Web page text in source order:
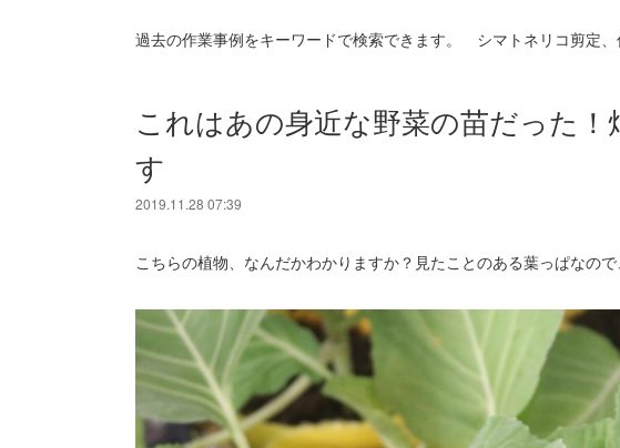
過去の作業事例をキーワードで検索できます。 シマトネリコ剪定
これはあの身近な野菜の苗だった
す
2019.11.28 07:39
こちらの植物、なんだかわかりますか？見たことのある葉っぱなの